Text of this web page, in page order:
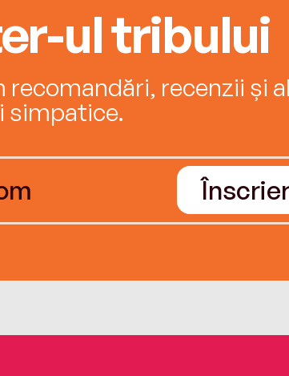
ul tribului
recenzii și
simpatice.